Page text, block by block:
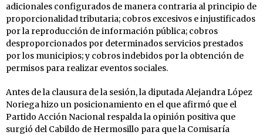
adicionales configurados de manera contraria al principio de
proporcionalidad tributaria; cobros excesivos e injustificados
por la reproducción de información pública; cobros
desproporcionados por determinados servicios prestados
por los municipios; y cobros indebidos por la obtención de
permisos para realizar eventos sociales.
Antes de la clausura de la sesión, la diputada Alejandra López
Noriega hizo un posicionamiento en el que afirmó que el
Partido Acción Nacional respalda la opinión positiva que
surgió del Cabildo de Hermosillo para que la Comisaría